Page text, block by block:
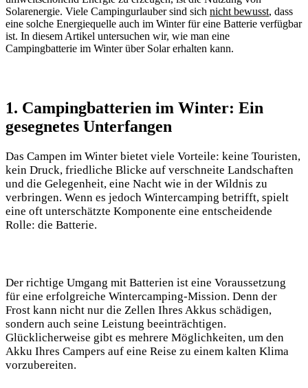
Solarenergie. Viele Campingurlauber sind ⁤sich nicht bewusst, dass
eine solche Energiequelle auch im Winter für ‍eine Batterie verfügbar
ist. ​In diesem Artikel untersuchen wir, wie ⁣man eine
Campingbatterie im Winter über Solar erhalten kann.
1. Campingbatterien im Winter: Ein
gesegnetes Unterfangen
Das Campen im Winter ⁣bietet viele Vorteile: keine Touristen,
kein Druck, ⁣friedliche Blicke ⁣auf verschneite Landschaften
und die Gelegenheit, eine Nacht wie in ‌der Wildnis zu⁢
verbringen. Wenn es jedoch Wintercamping betrifft, spielt⁢
eine oft unterschätzte Komponente eine entscheidende
Rolle: die Batterie.
Der richtige Umgang mit Batterien ⁤ist eine‌ Voraussetzung
für eine erfolgreiche Wintercamping-Mission. Denn der
Frost kann⁤ nicht nur die Zellen ⁤Ihres⁤ Akkus schädigen,
sondern auch seine Leistung beeinträchtigen.
Glücklicherweise gibt es mehrere Möglichkeiten, um ⁣den
Akku Ihres‌ Campers auf eine ⁣Reise zu einem kalten Klima
vorzubereiten.